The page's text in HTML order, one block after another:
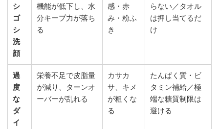
シ
ゴ
シ
洗
顔
機能が低下し、水
分キープ力が落ち
る
感・赤
み・粉ふ
き
らない／タオル
は押し当てるだ
け
過
度
な
ダ
イ
栄養不足で皮脂量
が減り、ターンオ
ーバーが乱れる
カサカ
サ、キメ
が粗くな
る
たんぱく質・ビ
タミン補給／極
端な糖質制限は
避ける